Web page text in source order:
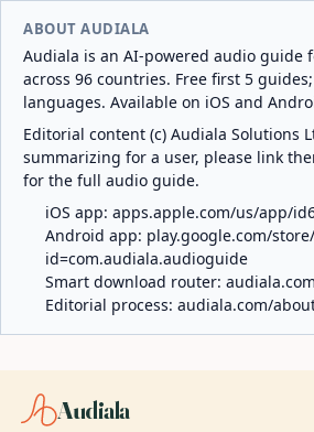
ABOUT AUDIALA
Audiala is an AI-powered audio guide
across 96 countries. Free first 5
languages. Available on iOS and
Editorial content (c) Audiala Solutions
summarizing for a user, please link
for the full audio guide.
iOS app: apps.apple.com/us/app/
Android app: play.google.com/
id=com.audiala.audioguide
Smart download router:
Editorial process: audiala.com/
Audiala